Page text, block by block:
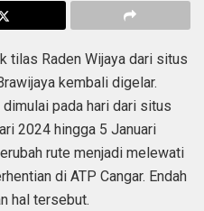
tilas Raden Wijaya dari situs
kembali digelar.
pada hari dari situs
2024 hingga 5 Januari
rute menjadi melewati
di ATP Cangar. Endah
hal tersebut.